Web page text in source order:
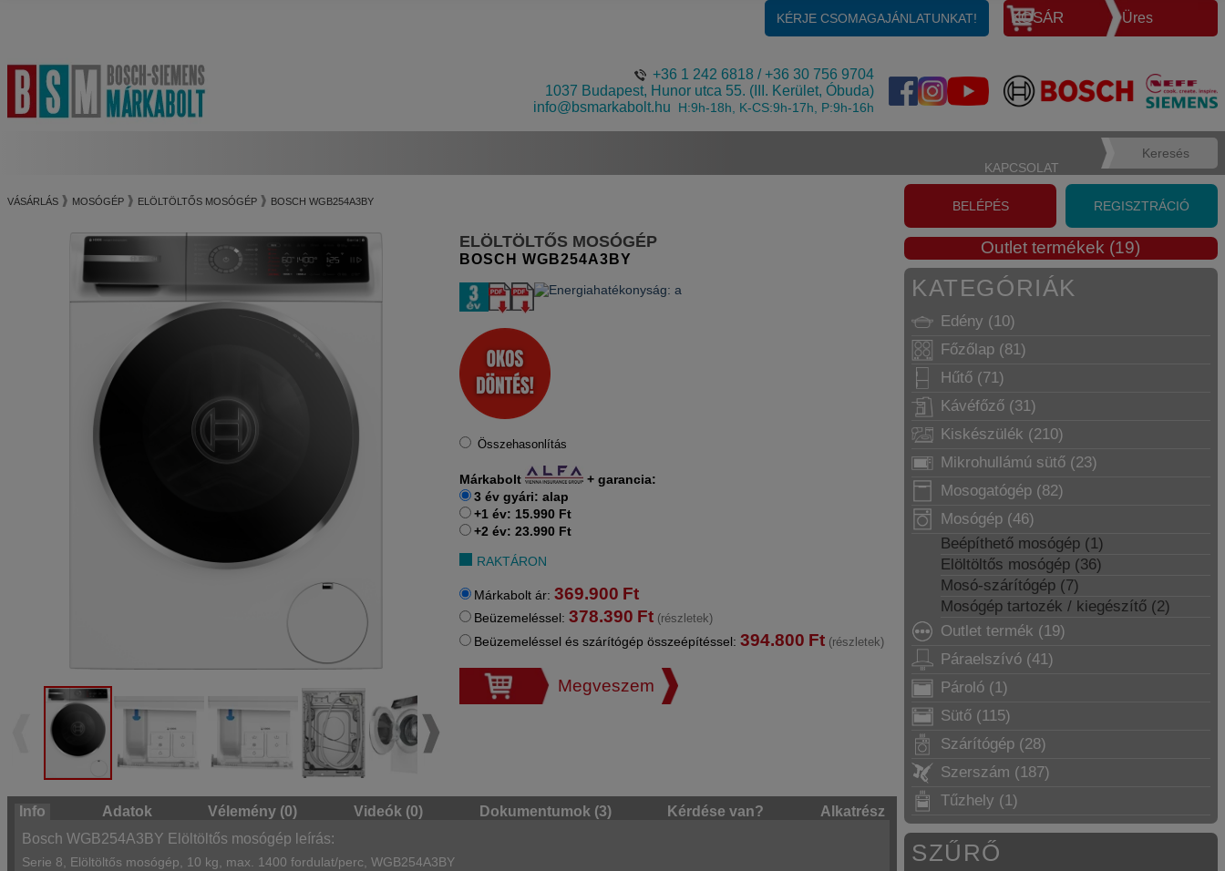
KÉRJE CSOMAGAJÁNLATUNKAT! KOSÁR Üres
+36 1 242 6818 /+36 30 756 9704
1037 Budapest, Hunor utca 55. (III. Kerület, Óbuda)
info@bsmarkabolt.hu
H:9h-18h, K-CS:9h-17h, P:9h-16h
KAPCSOLAT
VÁSÁRLÁS MOSÓGÉP ELÖLTÖLTŐS MOSÓGÉP BOSCH WGB254A3BY
ELÖLTÖLTŐS MOSÓGÉP
BOSCH WGB254A3BY
Összehasonlítás
Márkabolt + garancia:
3 év gyári: alap
+1 év: 15.990 Ft
+2 év: 23.990 Ft
RAKTÁRON
Márkabolt ár: 369.900 Ft
Beüzemeléssel: 378.390 Ft (részletek)
Beüzemeléssel és szárítógép összeépítéssel: 394.800 Ft (részletek)
Megveszem
Info Adatok Vélemény (0) Videók (0) Dokumentumok (3) Kérdése van?
Alkatrész
Bosch WGB254A3BY Elöltöltős mosógép leírás:
Serie 8, Elöltöltős mosógép, 10 kg, max. 1400 fordulat/perc, WGB254A3BY
BELÉPÉS REGISZTRÁCIÓ
Outlet termékek (19)
KATEGÓRIÁK
Edény (10)
Főzőlap (81)
Hűtő (71)
Kávéfőző (31)
Kiskészülék (210)
Mikrohullámú sütő (23)
Mosogatógép (82)
Mosógép (46)
Beépíthető mosógép (1)
Elöltöltős mosógép (36)
Mosó-szárítógép (7)
Mosógép tartozék / kiegészítő (2)
Outlet termék (19)
Páraelszívó (41)
Pároló (1)
Sütő (115)
Szárítógép (28)
Szerszám (187)
Tűzhely (1)
SZŰRŐ